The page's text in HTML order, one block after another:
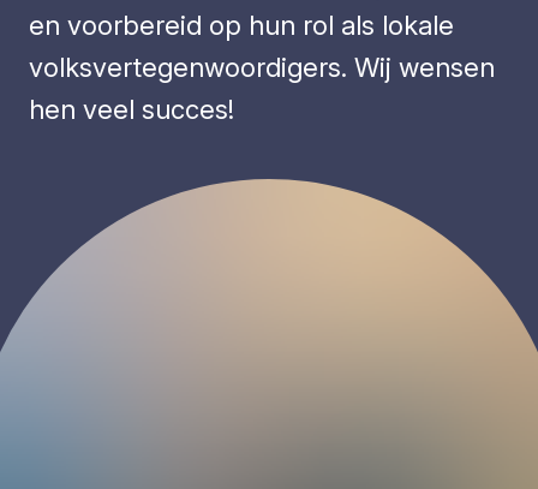
en voorbereid op hun rol als lokale
volksvertegenwoordigers. Wij wensen
hen veel succes!